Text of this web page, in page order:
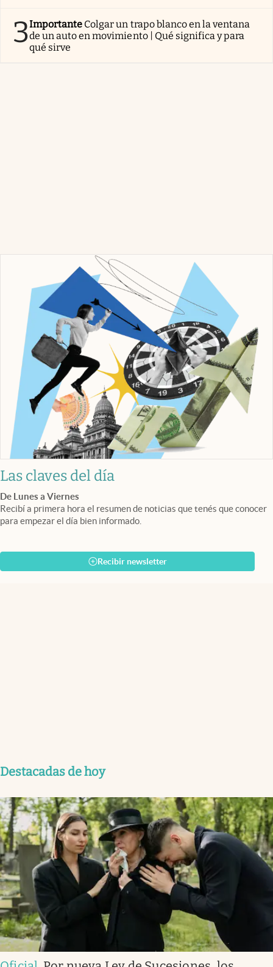
3Importante Colgar un trapo blanco en la ventana
de un auto en movimiento | Qué significa y para
qué sirve
Las claves del día
De Lunes a Viernes
Recibí a primera hora el resumen de noticias que tenés que conocer
para empezar el día bien informado.
Recibir newsletter
Destacadas de hoy